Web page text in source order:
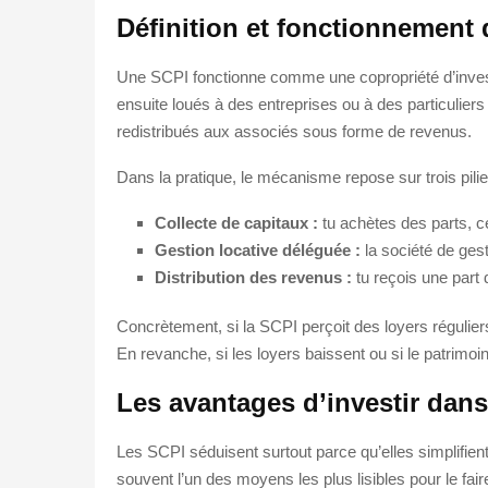
Définition et fonctionnement
Une SCPI fonctionne comme une copropriété
ensuite loués à des entreprises ou à des
redistribués aux associés sous forme de revenus.
Dans la pratique, le mécanisme repose sur trois
Collecte de capitaux : tu achètes des parts,
Gestion locative déléguée : la société de
Distribution des revenus : tu reçois une part
Concrètement, si la SCPI perçoit des loyers
En revanche, si les loyers baissent ou si le
Les avantages d’investir
Les SCPI séduisent surtout parce qu’elles
souvent l’un des moyens les plus lisibles pour le